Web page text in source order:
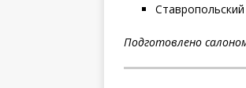
Подготовлено